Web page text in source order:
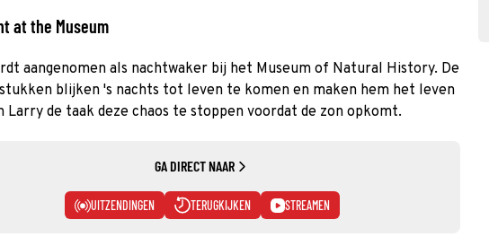
at the Museum
aangenomen als nachtwaker bij het Museum of Natural History. De
blijken 's nachts tot leven te komen en maken hem het leven
Larry de taak deze chaos te stoppen voordat de zon opkomt.
GA DIRECT NAAR
UITZENDINGEN TERUGKIJKEN STREAMEN